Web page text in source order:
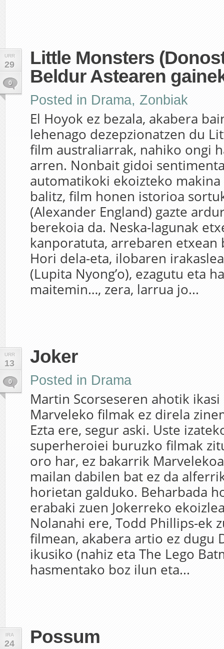
URR
29
0
Little Monsters
Beldur Astearen
Posted in Drama, Zonbiak
El Hoyok ez bezala, akabera
lehenago dezepzionatzen du
film australiarrak, nahiko ongi
arren. Nonbait gidoi
automatikoki ekoizteko
balitz, film honen istorioa
(Alexander England) gazte
berekoia da. Neska-lagunak
kanporatuta, arrebaren etxean
Hori dela-eta, ilobaren
(Lupita Nyong’o), ezagutu eta
maitemin…, zera, larrua jo...
URR
13
0
Joker
Posted in Drama
Martin Scorseseren ahotik
Marveleko filmak ez direla
Ezta ere, segur aski. Uste
superheroiei buruzko filmak
oro har, ez bakarrik
mailan dabilen bat ez da
horietan galduko. Beharbada
erabaki zuen Jokerreko
Nolanahi ere, Todd Phillips-ek
filmean, akabera artio ez dugu
ikusiko (nahiz eta The Lego
hasmentako boz ilun eta...
IRA
24 Possum